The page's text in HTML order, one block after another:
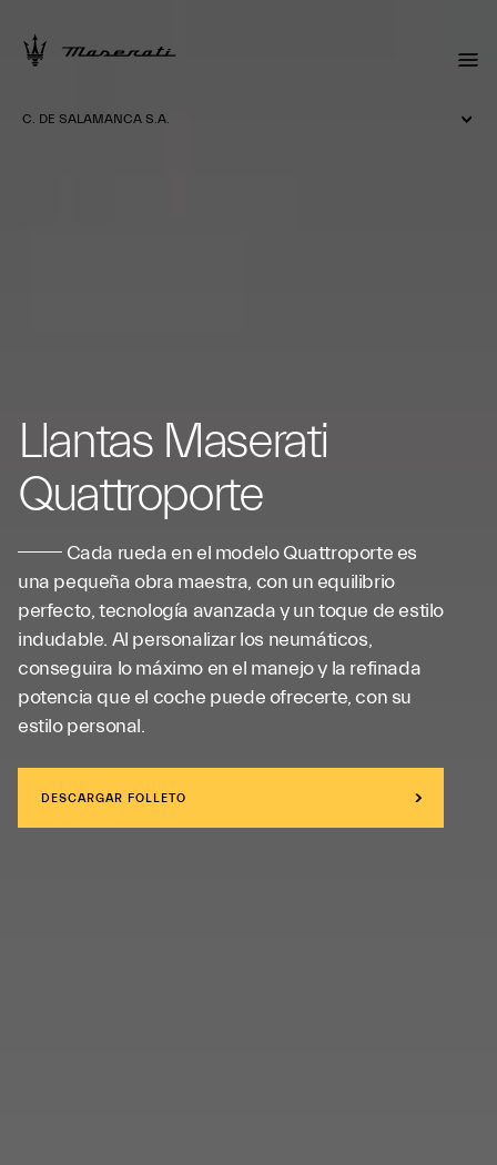
C. DE SALAMANCA S.A.
Llantas Maserati
Quattroporte
Cada rueda en el modelo Quattroporte es
una pequeña obra maestra, con un equilibrio
perfecto, tecnología avanzada y un toque de estilo
indudable. Al personalizar los neumáticos,
conseguira lo máximo en el manejo y la refinada
potencia que el coche puede ofrecerte, con su
estilo personal.
DESCARGAR FOLLETO